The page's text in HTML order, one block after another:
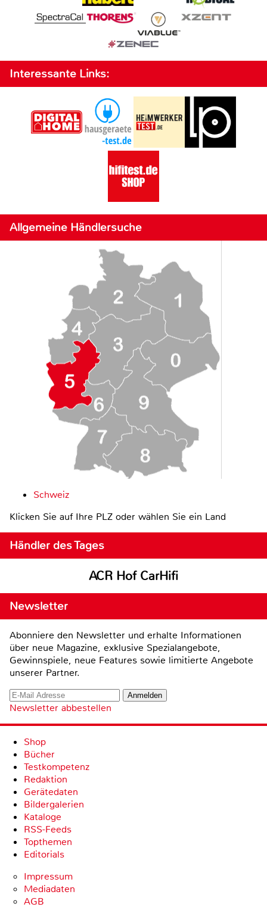
Interessante Links:
Allgemeine Händlersuche
Schweiz
Klicken Sie auf Ihre PLZ oder wählen Sie ein Land
Händler des Tages
ACR Hof CarHifi
Newsletter
Abonniere den Newsletter und erhalte Informationen
über neue Magazine, exklusive Spezialangebote,
Gewinnspiele, neue Features sowie limitierte Angebote
unserer Partner.
Newsletter abbestellen
Shop
Bücher
Testkompetenz
Redaktion
Gerätedaten
Bildergalerien
Kataloge
RSS-Feeds
Topthemen
Editorials
Impressum
Mediadaten
AGB